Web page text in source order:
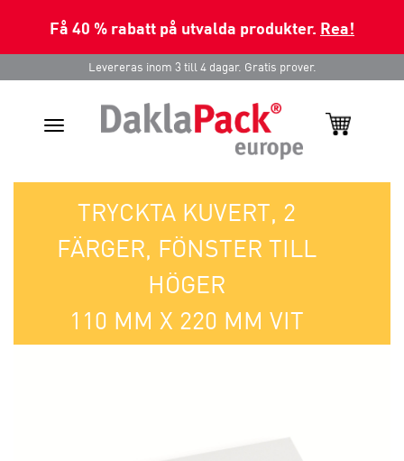
Få 40 % rabatt på utvalda produkter. Rea!
Levereras inom 3 till 4 dagar. Gratis prover.
Toggle
TRYCKTA KUVERT, 2
FÄRGER, FÖNSTER TILL
HÖGER
110 MM X 220 MM VIT